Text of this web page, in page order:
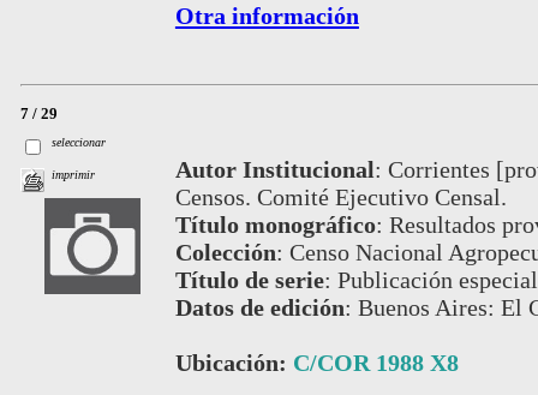
Otra información
7 / 29
seleccionar
imprimir Autor Institucional: Corrientes
Censos. Comité Ejecutivo Censal.
Título monográfico: Resultados
Colección: Censo Nacional
Título de serie: Publicación
Datos de edición: Buenos Aires: El
Ubicación: C/COR 1988 X8